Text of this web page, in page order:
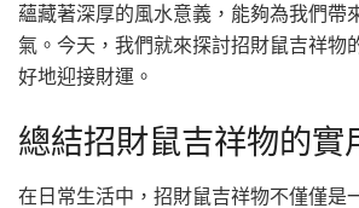
蘊藏著深厚的風水意義，能夠為我們帶
氣。今天，我們就來探討招財鼠吉祥物
好地迎接財運。
總結招財鼠吉祥物的實
在日常生活中，招財鼠吉祥物不僅僅是